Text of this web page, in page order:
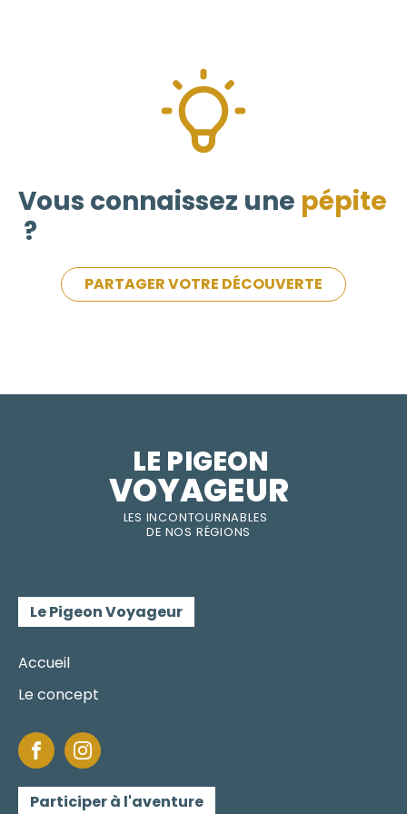
Vous connaissez une pépite
?
PARTAGER VOTRE DÉCOUVERTE
LES INCONTOURNABLES
DE NOS RÉGIONS
LE PIGEON
VOYAGEUR
Le Pigeon Voyageur
Accueil
Le concept
Participer à l'aventure